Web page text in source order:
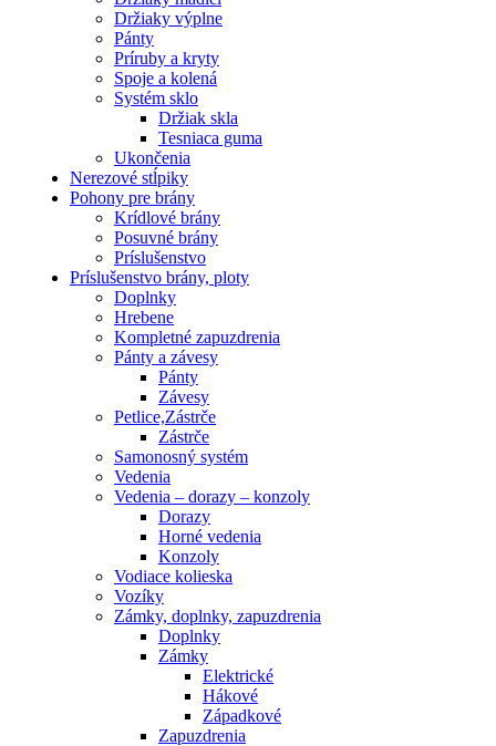
Držiaky výplne
Pánty
Príruby a kryty
Spoje a kolená
Systém sklo
Držiak skla
Tesniaca guma
Ukončenia
Nerezové stĺpiky
Pohony pre brány
Krídlové brány
Posuvné brány
Príslušenstvo
Príslušenstvo brány, ploty
Doplnky
Hrebene
Kompletné zapuzdrenia
Pánty a závesy
Pánty
Závesy
Petlice,Zástrče
Zástrče
Samonosný systém
Vedenia
Vedenia – dorazy – konzoly
Dorazy
Horné vedenia
Konzoly
Vodiace kolieska
Vozíky
Zámky, doplnky, zapuzdrenia
Doplnky
Zámky
Elektrické
Hákové
Západkové
Zapuzdrenia